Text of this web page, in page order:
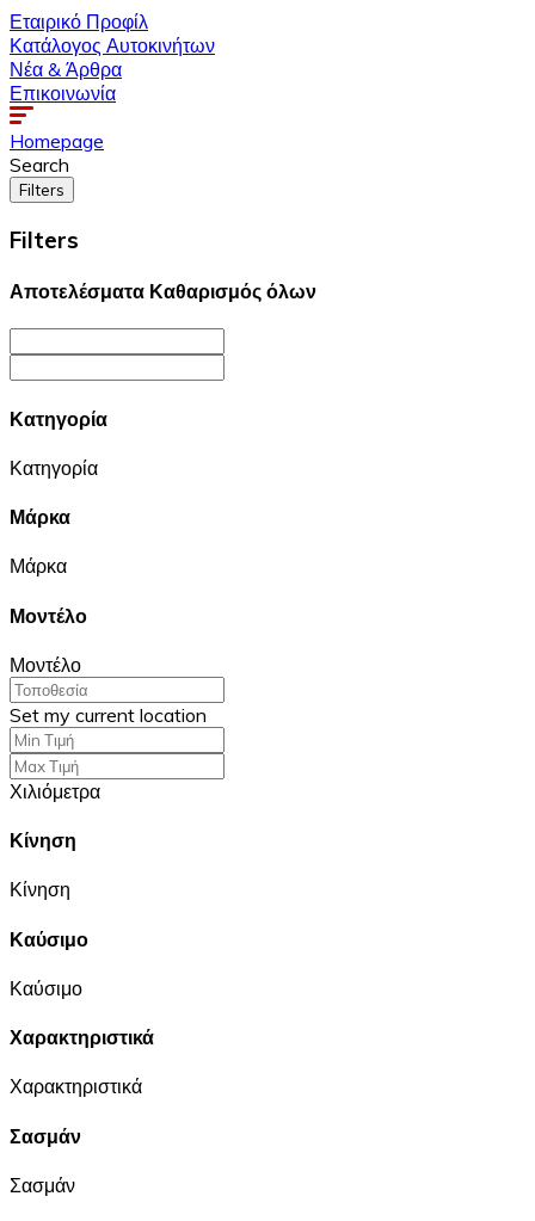
Εταιρικό Προφίλ
Κατάλογος Αυτοκινήτων
Νέα & Άρθρα
Επικοινωνία
Homepage
Search
Filters
Filters
Αποτελέσματα Καθαρισμός όλων
Κατηγορία
Κατηγορία
Μάρκα
Μάρκα
Μοντέλο
Μοντέλο
Set my current location
Χιλιόμετρα
Κίνηση
Κίνηση
Καύσιμο
Καύσιμο
Χαρακτηριστικά
Χαρακτηριστικά
Σασμάν
Σασμάν